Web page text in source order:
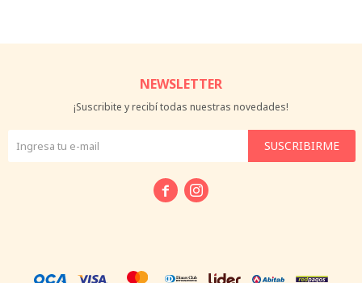
NEWSLETTER
¡Suscribite y recibí todas nuestras novedades!
SUSCRIBIRME
 